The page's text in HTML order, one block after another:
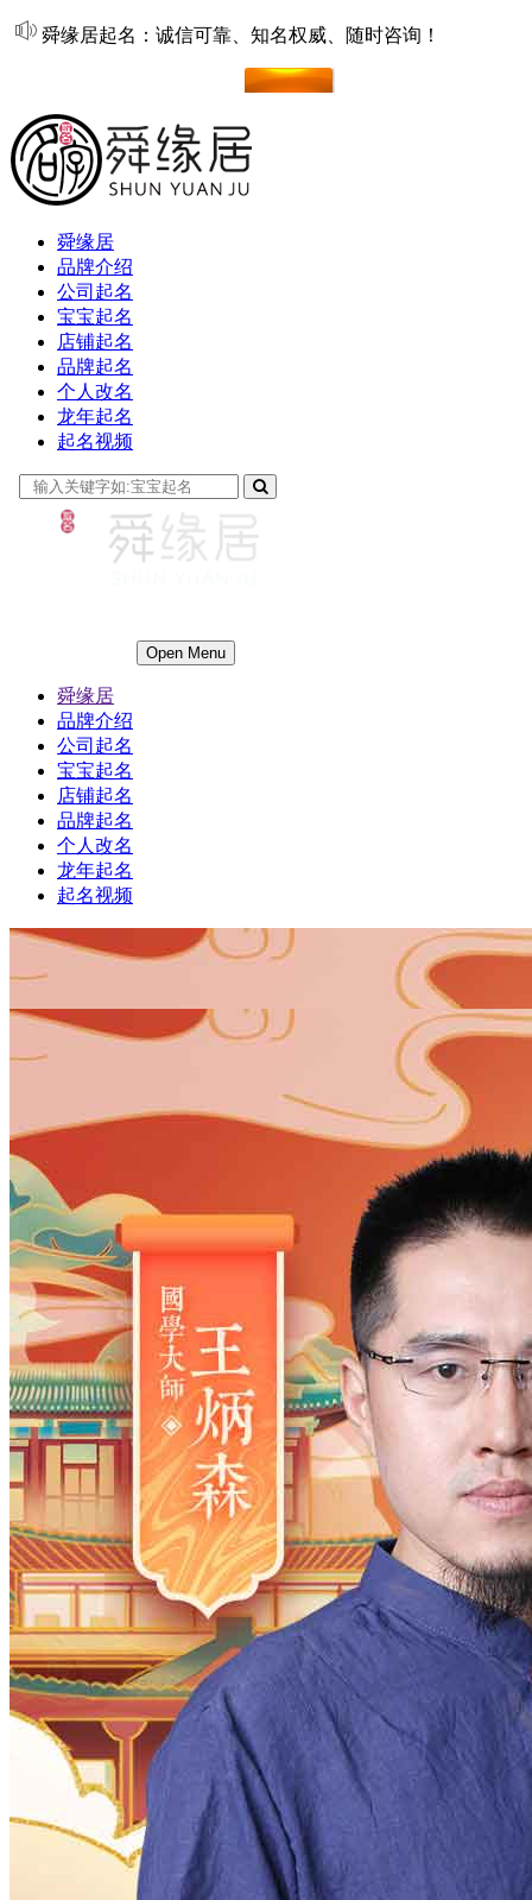
舜缘居起名：诚信可靠、知名权威、随时咨询！
舜缘居
品牌介绍
公司起名
宝宝起名
店铺起名
品牌起名
个人改名
龙年起名
起名视频
Open Menu
舜缘居
品牌介绍
公司起名
宝宝起名
店铺起名
品牌起名
个人改名
龙年起名
起名视频
男
男 女
出生时间
2026年 日20 时35分
年
2028
2027 2026 2025 2024
2023
2022
2021 2020 2019 2018
2015
2014 2013 2012 2011
2009
2008 2007 2006 2005
2003
2002
2001 2000 1999 1998
1997
1995 1994 1993 1991
1990
1989
1988 1987 1986 1985
1984
1983
1982 1981 1980 1979 1978
1977
1976
1975 1974 1973 1972
1971
1969 1968 1967 1966 1965
1964
1963
1962 1961 1960 1959
1958
1957
1956 1955 1953 1952
1951
1950
1949 1948 1947
1944
1943 1942 1941 1940 1939
1938
1937
1936 1935 1934 1933
1932
1931
1930 1928 1927 1926
1924
1923 1922 1920
1919
1918
1916 1915 1914
1912
1911
1909 1908 1907
1905
1904 1903 1902 1900